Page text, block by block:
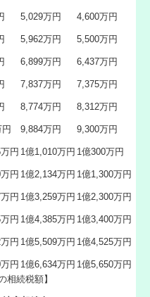
5,029万円 4,600万円
5,962万円
5,500万円
6,899万円 6,437万円
7,837万円
7,375万円
8,774万円 8,312万円
9,884万円
9,300万円
円 1億1,010万円 1億300万円
円 1億2,134万円 1億1,300万円
円 1億3,259万円 1億2,300万円
円 1億4,385万円 1億3,400万円
円 1億5,509万円 1億4,525万円
円 1億6,634万円 1億5,650万円
相続税額】